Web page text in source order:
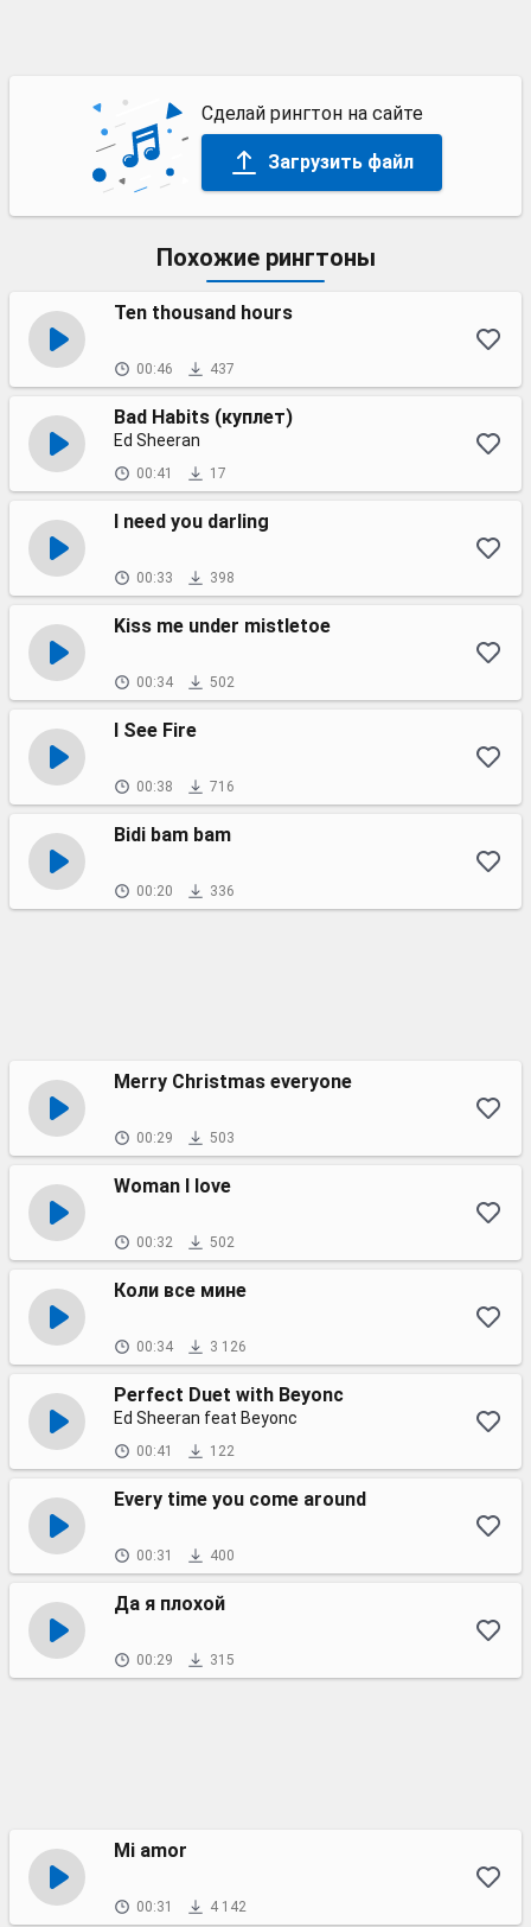
Сделай рингтон на сайте
Загрузить файл
Похожие рингтоны
Ten thousand hours
00:46 437
Bad Habits (куплет)
Ed Sheeran
00:41 17
I need you darling
00:33 398
Kiss me under mistletoe
00:34 502
I See Fire
00:38 716
Bidi bam bam
00:20 336
Merry Christmas everyone
00:29 503
Woman I love
00:32 502
Коли все мине
00:34 3 126
Perfect Duet with Beyonc
Ed Sheeran feat Beyonc
00:41 122
Every time you come around
00:31 400
Да я плохой
00:29 315
Mi amor
00:31 4 142